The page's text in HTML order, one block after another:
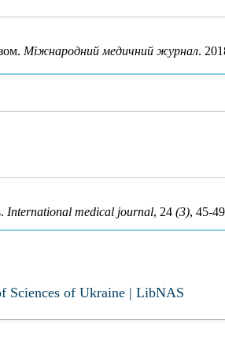
Міжнародний медичний журнал.
International medical journal, 24 (3), 45-
Sciences of Ukraine | LibNAS